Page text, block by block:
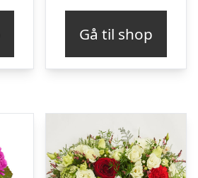
Gå til shop